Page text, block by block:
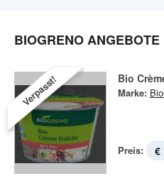
BIOGRENO
Verpasst! Bio
Marke:
Preis: €